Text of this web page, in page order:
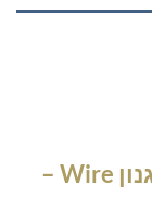
כסאות פינת אוכל מעוצבים בסגנון Wire –